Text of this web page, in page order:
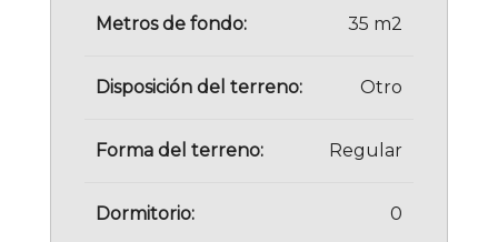
Metros de fondo: 35 m2
Disposición del terreno: Otro
Forma del terreno: Regular
Dormitorio: 0